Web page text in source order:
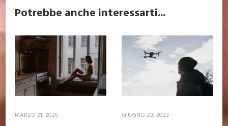
Potrebbe anche interessarti...
MARZO 21, 2025 GIUGNO 20, 2023